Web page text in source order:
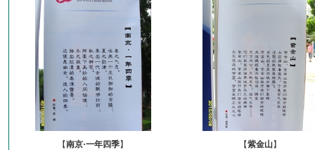
【南京·一年四季】 【紫金山】